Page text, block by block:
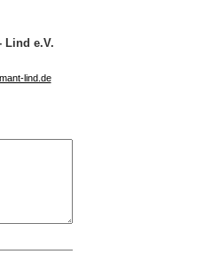
Lind e.V.
lind.de